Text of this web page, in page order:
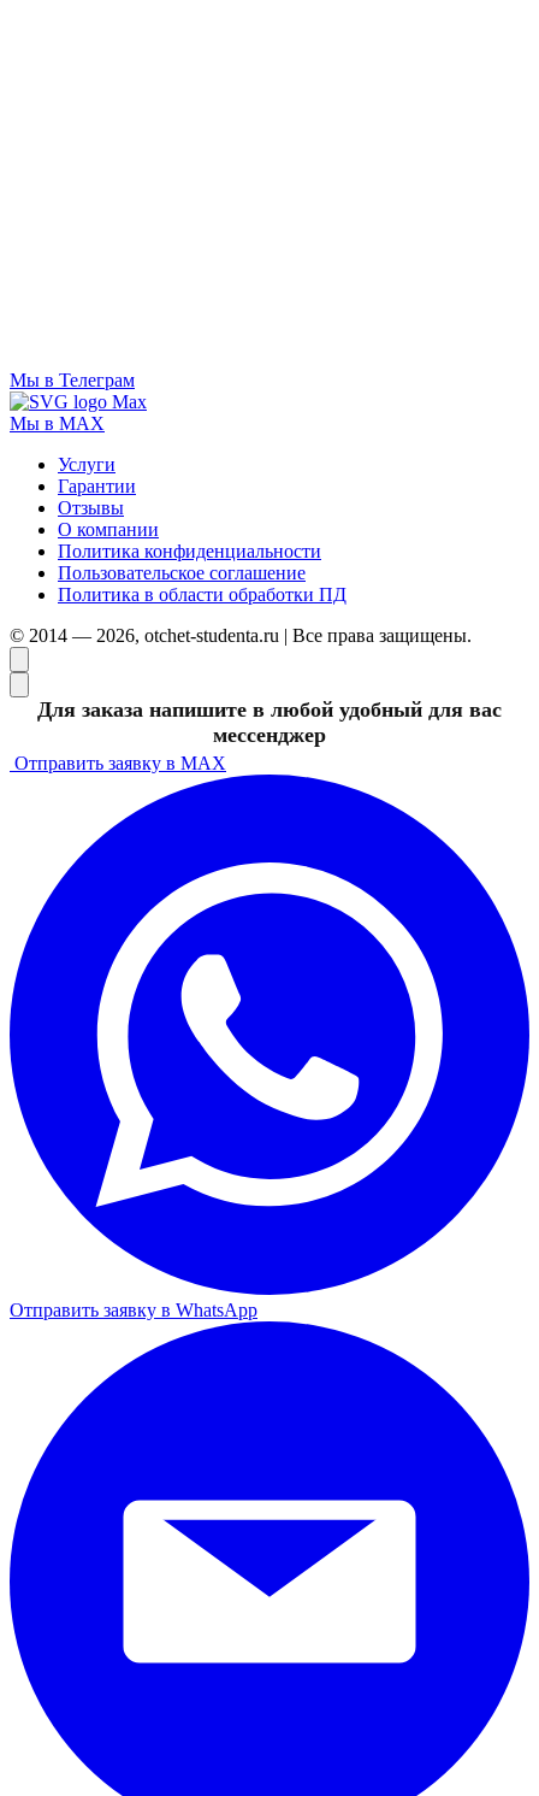
Мы в Телеграм
Мы в MAX
Услуги
Гарантии
Отзывы
О компании
Политика конфиденциальности
Пользовательское соглашение
Политика в области обработки ПД
© 2014 — 2026, otchet-studenta.ru | Все права защищены.
Для заказа напишите в любой удобный для вас
мессенджер
Отправить заявку в MAX
Отправить заявку в WhatsApp